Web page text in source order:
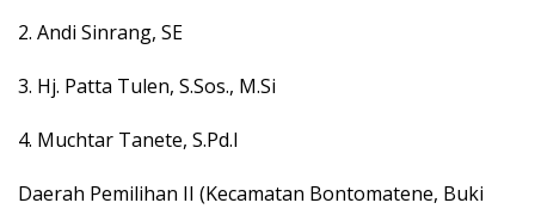
2. Andi Sinrang, SE
3. Hj. Patta Tulen, S.Sos., M.Si
4. Muchtar Tanete, S.Pd.I
Daerah Pemilihan II (Kecamatan Bontomatene, Buki